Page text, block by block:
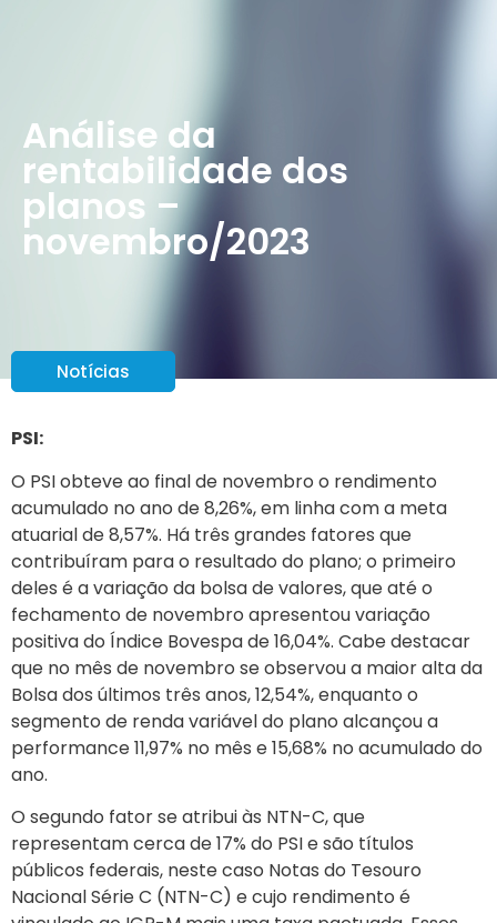
Análise da
rentabilidade dos
planos –
novembro/2023
Notícias
PSI:
O PSI obteve ao final de novembro o rendimento
acumulado no ano de 8,26%, em linha com a meta
atuarial de 8,57%. Há três grandes fatores que
contribuíram para o resultado do plano; o primeiro
deles é a variação da bolsa de valores, que até o
fechamento de novembro apresentou variação
positiva do Índice Bovespa de 16,04%. Cabe destacar
que no mês de novembro se observou a maior alta da
Bolsa dos últimos três anos, 12,54%, enquanto o
segmento de renda variável do plano alcançou a
performance 11,97% no mês e 15,68% no acumulado do
ano.
O segundo fator se atribui às NTN-C, que
representam cerca de 17% do PSI e são títulos
públicos federais, neste caso Notas do Tesouro
Nacional Série C (NTN-C) e cujo rendimento é